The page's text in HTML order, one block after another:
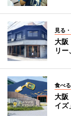
見る
大阪
リー
食べる
大阪
イ